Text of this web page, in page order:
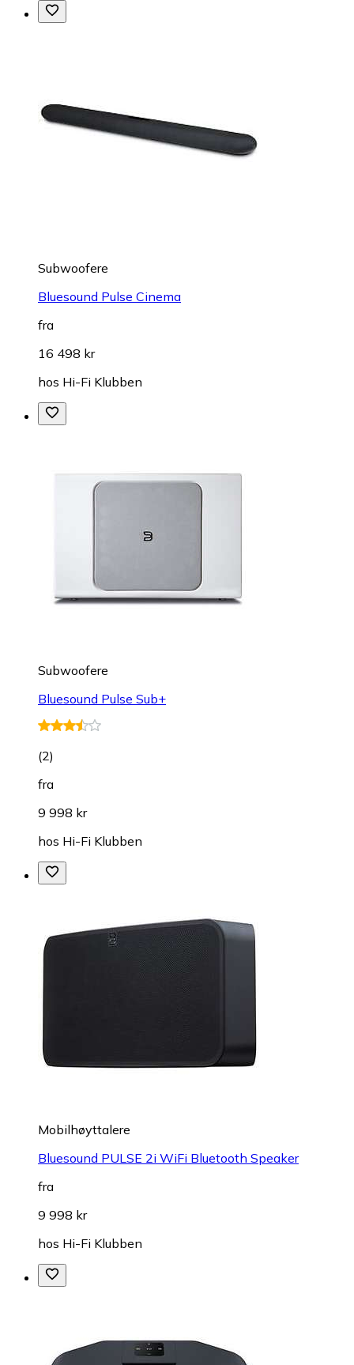
Subwoofere
Bluesound Pulse Cinema
fra
16 498 kr
hos Hi-Fi Klubben
Subwoofere
Bluesound Pulse Sub+
(2)
fra
9 998 kr
hos Hi-Fi Klubben
Mobilhøyttalere
Bluesound PULSE 2i WiFi Bluetooth Speaker
fra
9 998 kr
hos Hi-Fi Klubben